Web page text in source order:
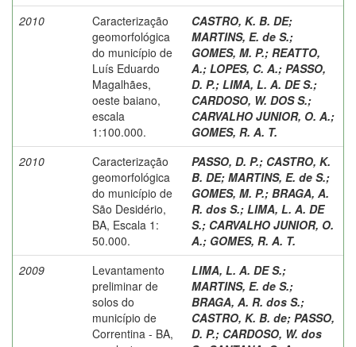
2010
Caracterização
geomorfológica
do município de
Luís Eduardo
Magalhães,
oeste baiano,
escala
1:100.000.
CASTRO, K. B. DE;
MARTINS, E. de S.;
GOMES, M. P.; REATTO,
A.; LOPES, C. A.; PASSO,
D. P.; LIMA, L. A. DE S.;
CARDOSO, W. DOS S.;
CARVALHO JUNIOR, O. A.;
GOMES, R. A. T.
2010
Caracterização
geomorfológica
do município de
São Desidério,
BA, Escala 1:
50.000.
PASSO, D. P.; CASTRO, K.
B. DE; MARTINS, E. de S.;
GOMES, M. P.; BRAGA, A.
R. dos S.; LIMA, L. A. DE
S.; CARVALHO JUNIOR, O.
A.; GOMES, R. A. T.
2009
Levantamento
preliminar de
solos do
município de
Correntina - BA,
LIMA, L. A. DE S.;
MARTINS, E. de S.;
BRAGA, A. R. dos S.;
CASTRO, K. B. de; PASSO,
D. P.; CARDOSO, W. dos